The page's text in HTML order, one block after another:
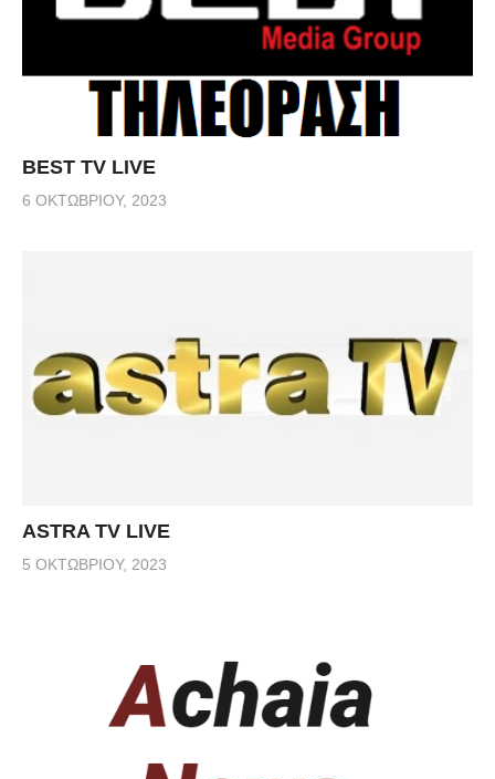
BEST TV LIVE
6 ΟΚΤΩΒΡΊΟΥ, 2023
ASTRA TV LIVE
5 ΟΚΤΩΒΡΊΟΥ, 2023